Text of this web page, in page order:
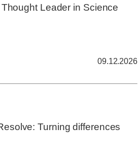
Leader in Science
09.12.2026
Turning differences